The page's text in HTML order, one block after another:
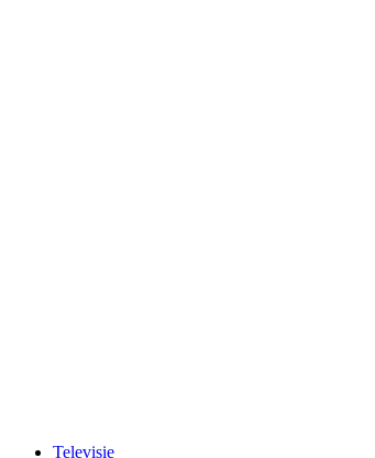
Televisie